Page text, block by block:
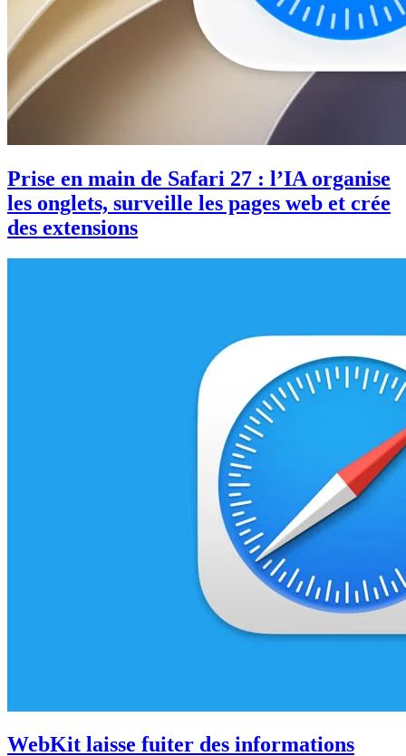
Prise en main de Safari 27 : l’IA organise
les onglets, surveille les pages web et crée
des extensions
WebKit laisse fuiter des informations